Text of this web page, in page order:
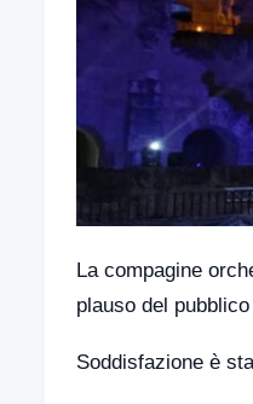
La compagine
plauso del
Soddisfazione è